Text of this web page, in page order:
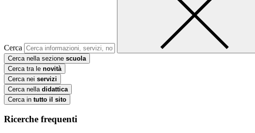
Cerca
Cerca nella sezione scuola
Cerca tra le novità
Cerca nei servizi
Cerca nella didattica
Cerca in tutto il sito
Ricerche frequenti